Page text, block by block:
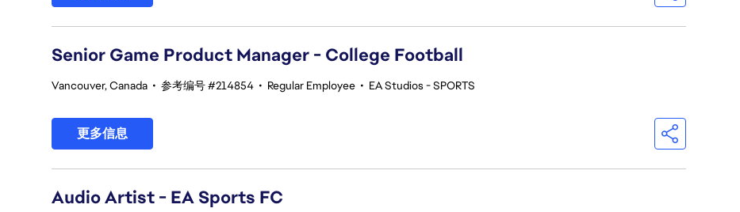
Senior Game Product Manager - College Football
Vancouver, Canada • 参考编号 #214854 • Regular Employee • EA Studios - SPORTS
更多信息
Audio Artist - EA Sports FC